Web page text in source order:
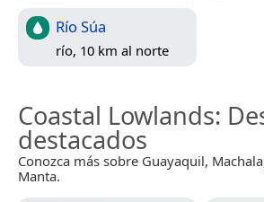
Río Súa
río, 10 km al norte
Coastal Lowlands:
destacados
Conozca más sobre Guayaquil,
Manta.